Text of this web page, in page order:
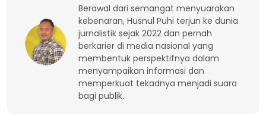
Berawal dari semangat menyuarakan
kebenaran, Husnul Puhi terjun ke dunia
jurnalistik sejak 2022 dan pernah
berkarier di media nasional yang
membentuk perspektifnya dalam
menyampaikan informasi dan
memperkuat tekadnya menjadi suara
bagi publik.